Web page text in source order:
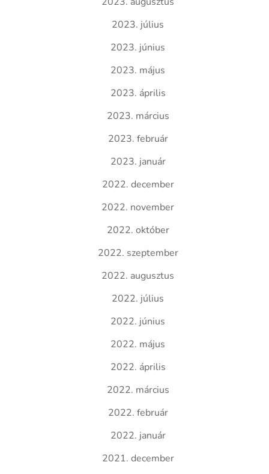
2023. július
2023. június
2023. május
2023. április
2023. március
2023. február
2023. január
2022. december
2022. november
2022. október
2022. szeptember
2022. augusztus
2022. július
2022. június
2022. május
2022. április
2022. március
2022. február
2022. január
2021. december